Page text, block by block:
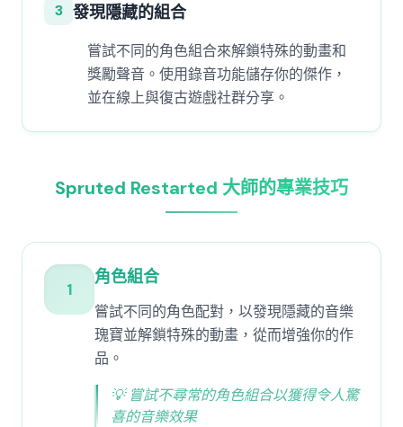
3 發現隱藏的組合
嘗試不同的角色組合來解鎖特殊的動畫和
獎勵聲音。使用錄音功能儲存你的傑作，
並在線上與復古遊戲社群分享。
Spruted Restarted 大師的專業技巧
1
角色組合
嘗試不同的角色配對，以發現隱藏的音樂
瑰寶並解鎖特殊的動畫，從而增強你的作
品。
💡 嘗試不尋常的角色組合以獲得令人驚
喜的音樂效果